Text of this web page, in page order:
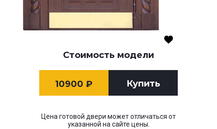
Стоимость модели
10900 ₽ Купить
Цена готовой двери может отличаться от
указанной на сайте цены.